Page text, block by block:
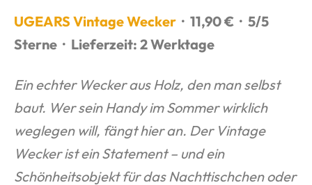
UGEARS Vintage Wecker · 11,90 € · 5/5
Sterne · Lieferzeit: 2 Werktage
Ein echter Wecker aus Holz, den man selbst
baut. Wer sein Handy im Sommer wirklich
weglegen will, fängt hier an. Der Vintage
Wecker ist ein Statement – und ein
Schönheitsobjekt für das Nachttischchen oder